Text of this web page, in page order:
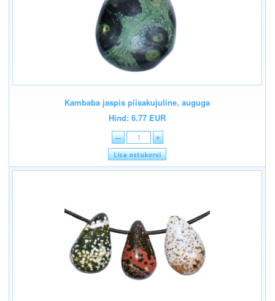
Kambaba jaspis piisakujuline, auguga
Hind: 6.77 EUR
—
+
Lisa ostukorvi